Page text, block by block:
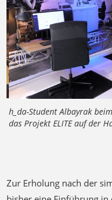
h_da-Student Albayrak
das Projekt ELITE auf der
Previous
bisher eine Einführung in